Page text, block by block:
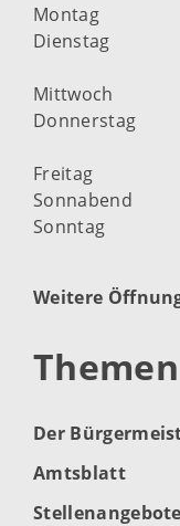
Montag
Dienstag
Mittwoch
Donnerstag
Freitag
Sonnabend
Sonntag
Weitere
Themen
Der
Amtsblatt
Stellenangebote